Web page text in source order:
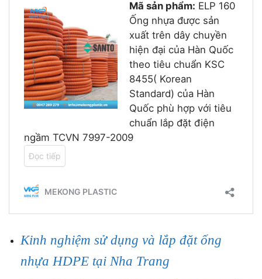
Kinh nghiệm sử dụng và lắp đặt ống
nhựa HDPE tại Nha Trang